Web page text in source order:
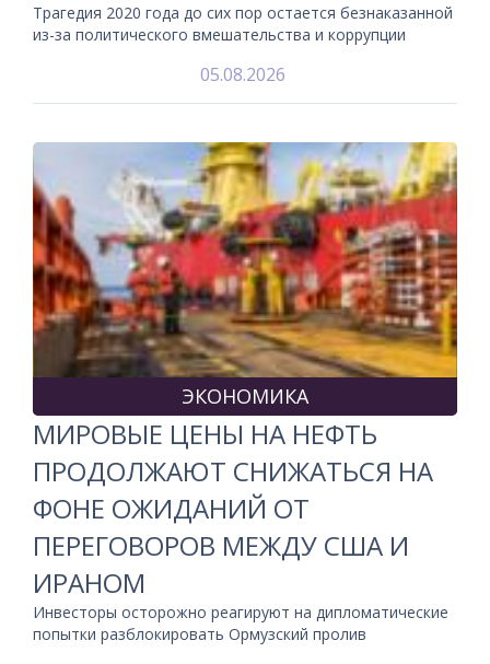
Трагедия 2020 года до сих пор остается безнаказанной
из-за политического вмешательства и коррупции
05.08.2026
ЭКОНОМИКА
МИРОВЫЕ ЦЕНЫ НА НЕФТЬ
ПРОДОЛЖАЮТ СНИЖАТЬСЯ НА
ФОНЕ ОЖИДАНИЙ ОТ
ПЕРЕГОВОРОВ МЕЖДУ США И
ИРАНОМ
Инвесторы осторожно реагируют на дипломатические
попытки разблокировать Ормузский пролив